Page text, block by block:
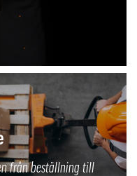
från beställning till